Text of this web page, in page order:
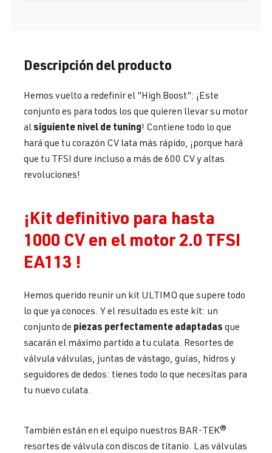
Descripción del producto
Hemos vuelto a redefinir el "High Boost": ¡Este
conjunto es para todos los que quieren llevar su motor
al siguiente nivel de tuning! Contiene todo lo que
hará que tu corazón CV lata más rápido, ¡porque hará
que tu TFSI dure incluso a más de 600 CV y altas
revoluciones!
¡Kit definitivo para hasta
1000 CV en el motor 2.0 TFSI
EA113 !
Hemos querido reunir un kit ULTIMO que supere todo
lo que ya conoces. Y el resultado es este kit: un
conjunto de piezas perfectamente adaptadas que
sacarán el máximo partido a tu culata. Resortes de
válvula válvulas, juntas de vástago, guías, hidros y
seguidores de dedos: tienes todo lo que necesitas para
tu nuevo culata.
También están en el equipo nuestros BAR-TEK®
resortes de válvula con discos de titanio. Las válvulas